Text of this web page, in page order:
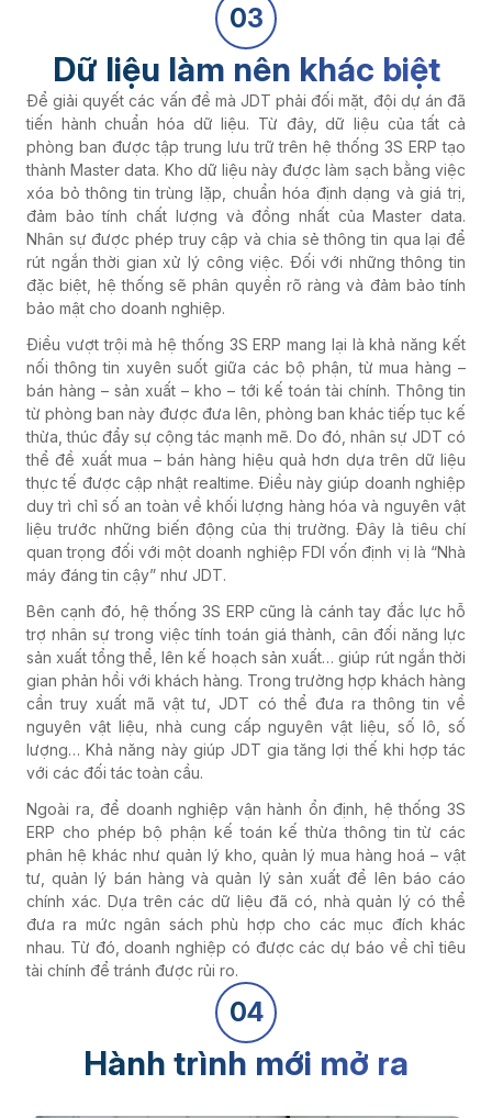
03
Dữ liệu làm nên khác biệt
Để giải quyết các vấn đề mà JDT phải đối mặt, đội dự án đã
tiến hành chuẩn hóa dữ liệu. Từ đây, dữ liệu của tất cả
phòng ban được tập trung lưu trữ trên hệ thống 3S ERP tạo
thành Master data. Kho dữ liệu này được làm sạch bằng việc
xóa bỏ thông tin trùng lặp, chuẩn hóa định dạng và giá trị,
đảm bảo tính chất lượng và đồng nhất của Master data.
Nhân sự được phép truy cập và chia sẻ thông tin qua lại để
rút ngắn thời gian xử lý công việc. Đối với những thông tin
đặc biệt, hệ thống sẽ phân quyền rõ ràng và đảm bảo tính
bảo mật cho doanh nghiệp.
Điều vượt trội mà hệ thống 3S ERP mang lại là khả năng kết
nối thông tin xuyên suốt giữa các bộ phận, từ mua hàng –
bán hàng – sản xuất – kho – tới kế toán tài chính. Thông tin
từ phòng ban này được đưa lên, phòng ban khác tiếp tục kế
thừa, thúc đẩy sự cộng tác mạnh mẽ. Do đó, nhân sự JDT có
thể đề xuất mua – bán hàng hiệu quả hơn dựa trên dữ liệu
thực tế được cập nhật realtime. Điều này giúp doanh nghiệp
duy trì chỉ số an toàn về khối lượng hàng hóa và nguyên vật
liệu trước những biến động của thị trường. Đây là tiêu chí
quan trọng đối với một doanh nghiệp FDI vốn định vị là “Nhà
máy đáng tin cậy” như JDT.
Bên cạnh đó, hệ thống 3S ERP cũng là cánh tay đắc lực hỗ
trợ nhân sự trong việc tính toán giá thành, cân đối năng lực
sản xuất tổng thể, lên kế hoạch sản xuất… giúp rút ngắn thời
gian phản hồi với khách hàng. Trong trường hợp khách hàng
cần truy xuất mã vật tư, JDT có thể đưa ra thông tin về
nguyên vật liệu, nhà cung cấp nguyên vật liệu, số lô, số
lượng… Khả năng này giúp JDT gia tăng lợi thế khi hợp tác
với các đối tác toàn cầu.
Ngoài ra, để doanh nghiệp vận hành ổn định, hệ thống 3S
ERP cho phép bộ phận kế toán kế thừa thông tin từ các
phân hệ khác như quản lý kho, quản lý mua hàng hoá – vật
tư, quản lý bán hàng và quản lý sản xuất để lên báo cáo
chính xác. Dựa trên các dữ liệu đã có, nhà quản lý có thể
đưa ra mức ngân sách phù hợp cho các mục đích khác
nhau. Từ đó, doanh nghiệp có được các dự báo về chỉ tiêu
tài chính để tránh được rủi ro.
04
Hành trình mới mở ra